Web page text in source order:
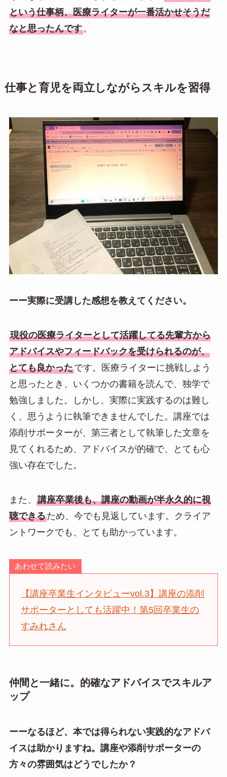
という仕事柄、医療ライターが一番活かせそうだ
なと思ったんです。
仕事と育児を両立しながらスキルを習得
ーー実際に受講した感想を教えてください。
現役の医療ライターとして活躍してる先輩方から
アドバイスやフィードバックを受けられるのが、
とても良かったです。医療ライターに挑戦しよう
と思ったとき、いくつかの書籍を読んで、独学で
勉強しました。しかし、実際に実践するのは難し
く、思うように執筆できませんでした。講座では
添削サポーターが、第三者として執筆した文章を
見てくれるため、アドバイスが的確で、とても心
強い存在でした。
また、 講座卒業後も、講座の動画が半永久的に視
聴できるため、今でも見返しています。クライア
ントワークでも、とても助かっています。
あわせて読みたい
【講座卒業生インタビューvol.3】講座の添削
サポーターとしても活躍中！第5回卒業生の
すみれさん
仲間と一緒に。的確なアドバイスでスキルア
ップ
ーーなるほど、本では得られない実践的なアドバ
イスは助かりますね。講座や添削サポーターの
方々の雰囲気はどうでしたか？